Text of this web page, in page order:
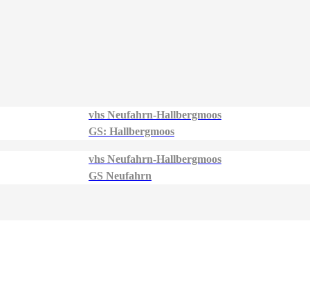
vhs Neufahrn-Hallbergmoos
GS: Hallbergmoos
vhs Neufahrn-Hallbergmoos
GS Neufahrn